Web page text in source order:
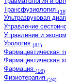
Трансфузиология
Ультразвуковая
Управление
Управление и
Урология (81)
Фармацевтическая
Фармацевтическая
Фармация (16)
Физиотерапия (24)